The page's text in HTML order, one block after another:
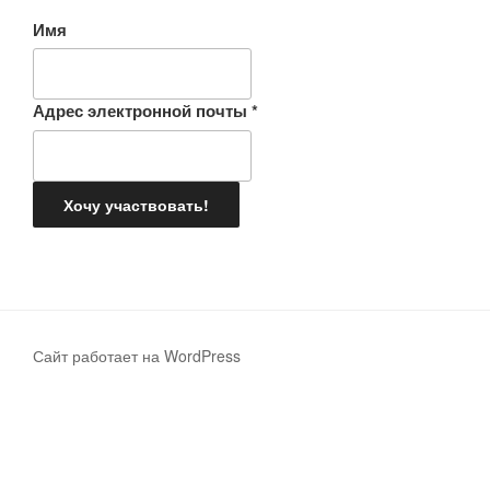
Имя
Адрес электронной почты *
Сайт работает на WordPress